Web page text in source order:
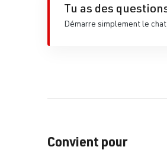
Tu as des
Démarre simplement le
Convient pour